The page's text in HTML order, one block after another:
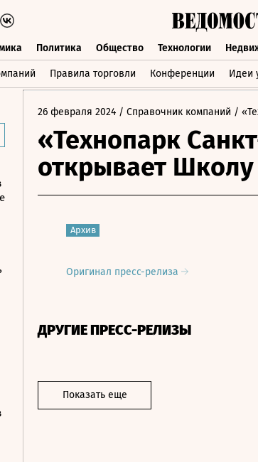
Политика Общество Технологии
Правила торговли Конференции Идеи
Политика Общество Технологии
26 февраля 2024 / Справочник компаний /
«Технопарк
открывает Школу
Архив
Оригинал пресс-релиза
ДРУГИЕ ПРЕСС-РЕЛИЗЫ
Показать еще